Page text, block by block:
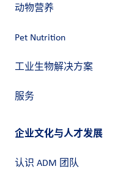
动物营养
Pet Nutrition
工业生物解决方案
服务
企业文化与人才发展
认识 ADM 团队